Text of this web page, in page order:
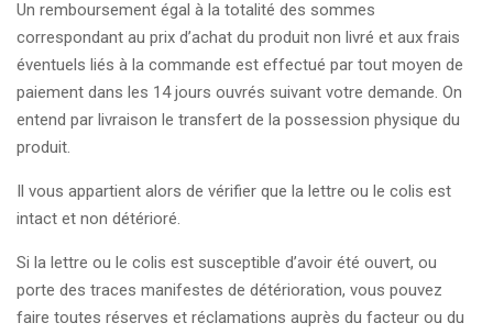
Un remboursement égal à la totalité des sommes
correspondant au prix d’achat du produit non livré et aux frais
éventuels liés à la commande est effectué par tout moyen de
paiement dans les 14 jours ouvrés suivant votre demande. On
entend par livraison le transfert de la possession physique du
produit.
Il vous appartient alors de vérifier que la lettre ou le colis est
intact et non détérioré.
Si la lettre ou le colis est susceptible d’avoir été ouvert, ou
porte des traces manifestes de détérioration, vous pouvez
faire toutes réserves et réclamations auprès du facteur ou du